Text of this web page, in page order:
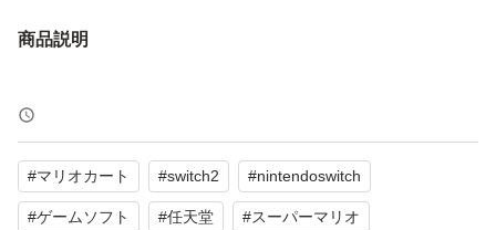
商品説明
#マリオカート #switch2 #nintendoswitch
#ゲームソフト #任天堂 #スーパーマリオ